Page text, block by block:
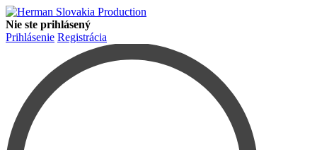
Nie ste prihlásený
Prihlásenie Registrácia